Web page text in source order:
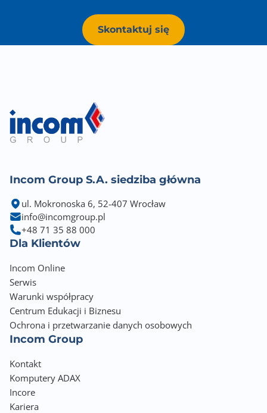
Skontaktuj się
Incom Group S.A. siedziba główna
ul. Mokronoska 6, 52-407 Wrocław
info@incomgroup.pl
+48 71 35 88 000
Dla Klientów
Incom Online
Serwis
Warunki współpracy
Centrum Edukacji i Biznesu
Ochrona i przetwarzanie danych osobowych
Incom Group
Kontakt
Komputery ADAX
Incore
Kariera